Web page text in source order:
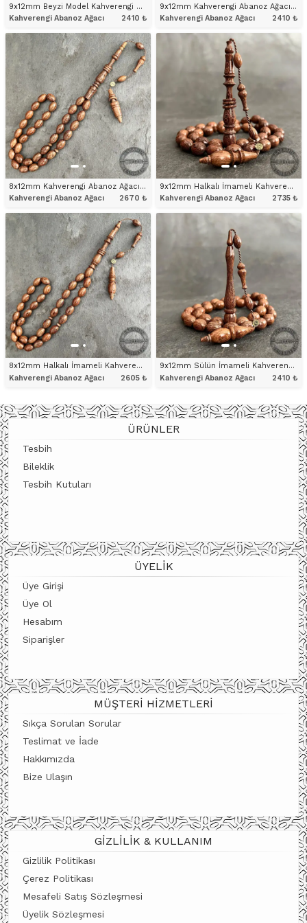
9x12mm Beyzi Model Kahverengi Abanoz Ağacı Tesbih
Kahverengi Abanoz Ağacı
2410 ₺
ÜRÜNÜ İNCELE
9x12mm Kahverengi Abanoz Ağacı Tesbih – Mevlevi İmameli Beyzi Model
Kahverengi Abanoz Ağacı
2410 ₺
ÜRÜNÜ İNCELE
8x12mm Kahverengi Abanoz Ağacı Tesbih – Halka İşçiklikli Mevlevi İmameli Beyzi Model
Kahverengi Abanoz Ağacı
2670 ₺
ÜRÜNÜ İNCELE
9x12mm Halkalı İmameli Kahverengi Abanoz Ağacı Tesbih
Kahverengi Abanoz Ağacı
2735 ₺
ÜRÜNÜ İNCELE
8x12mm Halkalı İmameli Kahverengi Abanoz Ağacı Tesbih
Kahverengi Abanoz Ağacı
2605 ₺
ÜRÜNÜ İNCELE
9x12mm Sülün İmameli Kahverengi Abanoz Ağacı Tesbih
Kahverengi Abanoz Ağacı
2410 ₺
ÜRÜNÜ İNCELE
ÜRÜNLER
Tesbih
Bileklik
Tesbih Kutuları
ÜYELIK
Üye Girişi
Üye Ol
Hesabım
Siparişler
MÜŞTERI HIZMETLERI
Sıkça Sorulan Sorular
Teslimat ve İade
Hakkımızda
Bize Ulaşın
GIZLILIK & KULLANIM
Gizlilik Politikası
Çerez Politikası
Mesafeli Satış Sözleşmesi
Üyelik Sözleşmesi